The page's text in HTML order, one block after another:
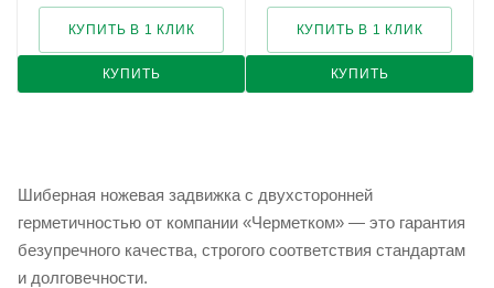
КУПИТЬ
КУПИТЬ В 1 КЛИК
КУПИТЬ
КУПИТЬ В 1 КЛИК
Шиберная ножевая задвижка с двухсторонней
герметичностью от компании «Черметком» — это гарантия
безупречного качества, строгого соответствия стандартам
и долговечности.